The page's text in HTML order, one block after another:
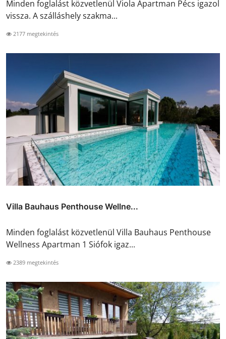
Minden foglalást közvetlenül Viola Apartman Pécs igazol
vissza. A szálláshely szakma...
2177 megtekintés
Villa Bauhaus Penthouse Wellne...
Minden foglalást közvetlenül Villa Bauhaus Penthouse
Wellness Apartman 1 Siófok igaz...
2389 megtekintés